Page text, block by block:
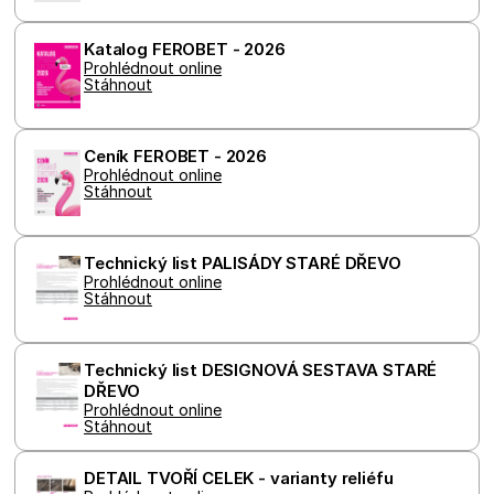
Katalog FEROBET - 2026
Prohlédnout online
Stáhnout
Ceník FEROBET - 2026
Prohlédnout online
Stáhnout
Technický list PALISÁDY STARÉ DŘEVO
Prohlédnout online
Stáhnout
Technický list DESIGNOVÁ SESTAVA STARÉ
DŘEVO
Prohlédnout online
Stáhnout
DETAIL TVOŘÍ CELEK - varianty reliéfu
nastavuje
koncový
uživatel
vidět před